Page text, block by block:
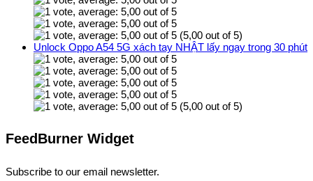
(5,00 out of 5)
Unlock Oppo A54 5G xách tay NHẬT lấy ngay trong 30 phút
(5,00 out of 5)
FeedBurner Widget
Subscribe to our email newsletter.